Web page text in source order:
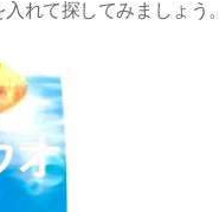
れて探してみましょう。